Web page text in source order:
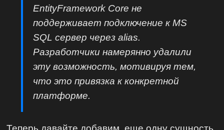
EntityFramework Core не
поддерживает подключение к MS
SQL сервер через alias.
Разработчики намерянно удалили
эту возможность, мотивируя тем,
что это привязка к конкретной
платформе.